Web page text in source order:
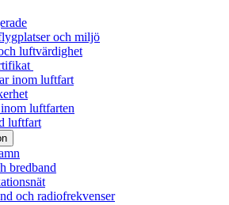
och miljö
luftvärdighet
inom luftfart
luftfarten
luftfart
bredband
och radiofrekvenser